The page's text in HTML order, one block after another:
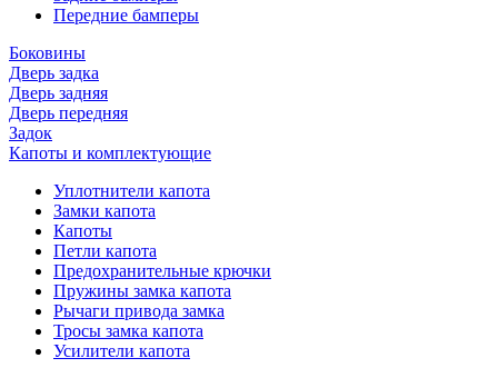
Передние бамперы
Боковины
Дверь задка
Дверь задняя
Дверь передняя
Задок
Капоты и комплектующие
Уплотнители капота
Замки капота
Капоты
Петли капота
Предохранительные крючки
Пружины замка капота
Рычаги привода замка
Тросы замка капота
Усилители капота